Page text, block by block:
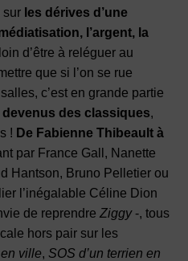
sur les dérives d’une
l’argent, la
d’être à reléguer au
que si l’on se rue
c’est en grande partie
des classiques,
! De Fabienne Thibeault à
par France Gall, Nanette
Hantson, Bruno Pelletier ou
l’inégalable Céline Dion
de reprendre Ziggy-, tous
hors pair sur les
ville, SOS d’un terrien en